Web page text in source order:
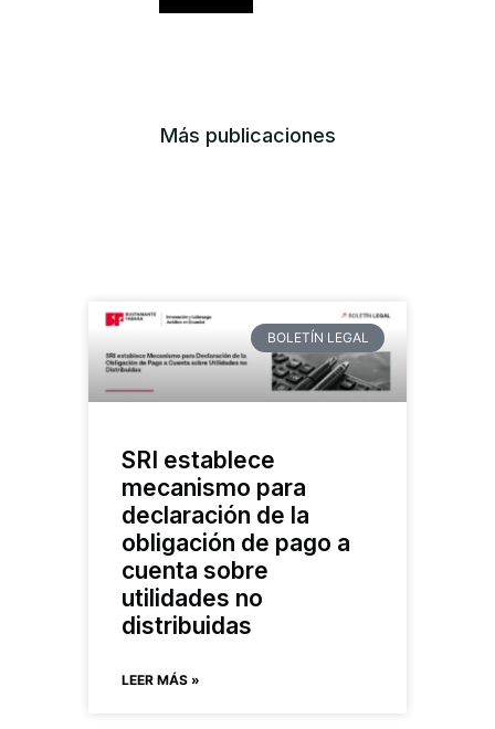
Más publicaciones
BOLETÍN LEGAL
SRI establece
mecanismo para
declaración de la
obligación de pago a
cuenta sobre
utilidades no
distribuidas
LEER MÁS »